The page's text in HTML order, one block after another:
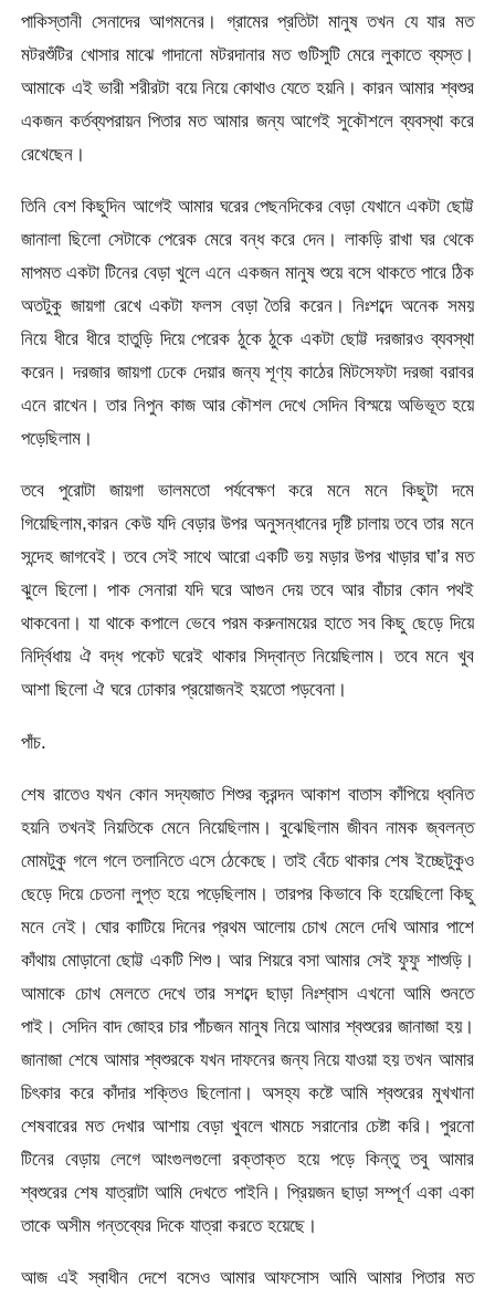
পাকিস্তানী সেনাদের আগমনের। গ্রামের প্রতিটা মানুষ তখন যে যার মত
মটরশুঁটির খোসার মাঝে গাদানো মটরদানার মত গুটিসুটি মেরে লুকাতে ব্যস্ত।
আমাকে এই ভারী শরীরটা বয়ে নিয়ে কোথাও যেতে হয়নি। কারন আমার শ্বশুর
একজন কর্তব্যপরায়ন পিতার মত আমার জন্য আগেই সুকৌশলে ব্যবস্থা করে
রেখেছেন।
তিনি বেশ কিছুদিন আগেই আমার ঘরের পেছনদিকের বেড়া যেখানে একটা ছোট্ট
জানালা ছিলো সেটাকে পেরেক মেরে বন্ধ করে দেন। লাকড়ি রাখা ঘর থেকে
মাপমত একটা টিনের বেড়া খুলে এনে একজন মানুষ শুয়ে বসে থাকতে পারে ঠিক
অতটুকু জায়গা রেখে একটা ফলস বেড়া তৈরি করেন। নিঃশব্দে অনেক সময়
নিয়ে ধীরে ধীরে হাতুড়ি দিয়ে পেরেক ঠুকে ঠুকে একটা ছোট্ট দরজারও ব্যবস্থা
করেন। দরজার জায়গা ঢেকে দেয়ার জন্য শূণ্য কাঠের মিটসেফটা দরজা বরাবর
এনে রাখেন। তার নিপুন কাজ আর কৌশল দেখে সেদিন বিস্ময়ে অভিভূত হয়ে
পড়েছিলাম।
তবে পুরোটা জায়গা ভালমতো পর্যবেক্ষণ করে মনে মনে কিছুটা দমে
গিয়েছিলাম,কারন কেউ যদি বেড়ার উপর অনুসন্ধানের দৃষ্টি চালায় তবে তার মনে
সন্দেহ জাগবেই। তবে সেই সাথে আরো একটি ভয় মড়ার উপর খাড়ার ঘা’র মত
ঝুলে ছিলো। পাক সেনারা যদি ঘরে আগুন দেয় তবে আর বাঁচার কোন পথই
থাকবেনা। যা থাকে কপালে ভেবে পরম করুনাময়ের হাতে সব কিছু ছেড়ে দিয়ে
নির্দ্বিধায় ঐ বদ্ধ পকেট ঘরেই থাকার সিদ্বান্ত নিয়েছিলাম। তবে মনে খুব
আশা ছিলো ঐ ঘরে ঢোকার প্রয়োজনই হয়তো পড়বেনা।
পাঁচ.
শেষ রাতেও যখন কোন সদ্যজাত শিশুর ক্রন্দন আকাশ বাতাস কাঁপিয়ে ধ্বনিত
হয়নি তখনই নিয়তিকে মেনে নিয়েছিলাম। বুঝেছিলাম জীবন নামক জ্বলন্ত
মোমটুকু গলে গলে তলানিতে এসে ঠেকেছে। তাই বেঁচে থাকার শেষ ইচ্ছেটুকুও
ছেড়ে দিয়ে চেতনা লুপ্ত হয়ে পড়েছিলাম। তারপর কিভাবে কি হয়েছিলো কিছু
মনে নেই। ঘোর কাটিয়ে দিনের প্রথম আলোয় চোখ মেলে দেখি আমার পাশে
কাঁথায় মোড়ানো ছোট্ট একটি শিশু। আর শিয়রে বসা আমার সেই ফুফু শাশুড়ি।
আমাকে চোখ মেলতে দেখে তার সশব্দে ছাড়া নিঃশ্বাস এখনো আমি শুনতে
পাই। সেদিন বাদ জোহর চার পাঁচজন মানুষ নিয়ে আমার শ্বশুরের জানাজা হয়।
জানাজা শেষে আমার শ্বশুরকে যখন দাফনের জন্য নিয়ে যাওয়া হয় তখন আমার
চিৎকার করে কাঁদার শক্তিও ছিলোনা। অসহ্য কষ্টে আমি শ্বশুরের মুখখানা
শেষবারের মত দেখার আশায় বেড়া খুবলে খামচে সরানোর চেষ্টা করি। পুরনো
টিনের বেড়ায় লেগে আংগুলগুলো রক্তাক্ত হয়ে পড়ে কিন্তু তবু আমার
শ্বশুরের শেষ যাত্রাটা আমি দেখতে পাইনি। প্রিয়জন ছাড়া সম্পূর্ণ একা একা
তাকে অসীম গন্তব্যের দিকে যাত্রা করতে হয়েছে।
আজ এই স্বাধীন দেশে বসেও আমার আফসোস আমি আমার পিতার মত